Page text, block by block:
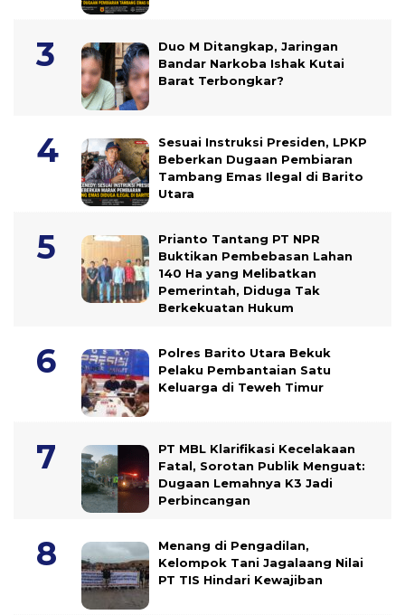
Duo M Ditangkap, Jaringan
Bandar Narkoba Ishak Kutai
Barat Terbongkar?
Sesuai Instruksi Presiden, LPKP
Beberkan Dugaan Pembiaran
Tambang Emas Ilegal di Barito
Utara
Prianto Tantang PT NPR
Buktikan Pembebasan Lahan
140 Ha yang Melibatkan
Pemerintah, Diduga Tak
Berkekuatan Hukum
Polres Barito Utara Bekuk
Pelaku Pembantaian Satu
Keluarga di Teweh Timur
PT MBL Klarifikasi Kecelakaan
Fatal, Sorotan Publik Menguat:
Dugaan Lemahnya K3 Jadi
Perbincangan
Menang di Pengadilan,
Kelompok Tani Jagalaang Nilai
PT TIS Hindari Kewajiban